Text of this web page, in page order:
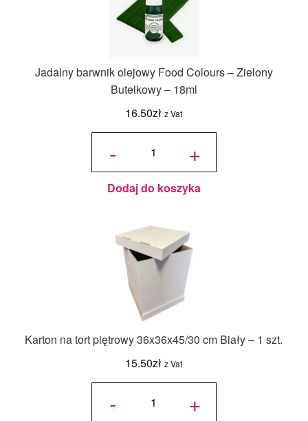
Jadalny barwnik olejowy Food Colours – Zielony
Butelkowy – 18ml
16.50zł z Vat
-
ilość
olejowy
Food
Colours -
Zielony
Butelkowy
+
Dodaj do koszyka
Karton na tort piętrowy 36x36x45/30 cm Biały – 1 szt.
15.50zł z Vat
-
ilość Karton
36x36x45/30
cm Biały - 1
szt. +